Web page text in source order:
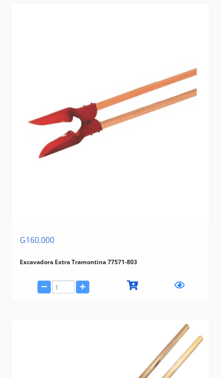
G160.000
Excavadora Extra Tramontina 77571-803